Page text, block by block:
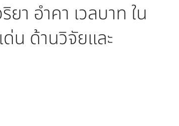
า อำคา เวลบาท ใน
ด่น ด้านวิจัยและ